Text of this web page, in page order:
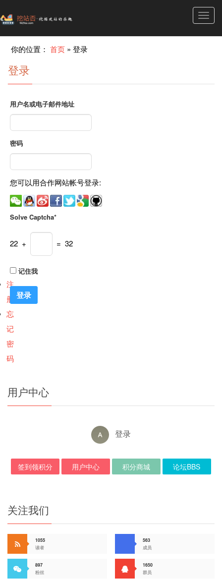
你的位置：首页 »登录
登录
用户名或电子邮件地址
密码
您可以用合作网站帐号登录:
Solve Captcha*
22 + = 32
记住我
注
册
忘
记
密
码
用户中心
登录
签到领积分 用户中心 积分商城 论坛BBS
关注我们
1055
读者
563
成员
897
粉丝
1650
群员